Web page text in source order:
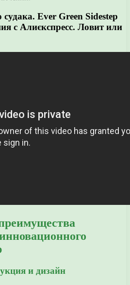
Ever Green Sidestep
с Алиєкспресс. Ловит или
и дизайн